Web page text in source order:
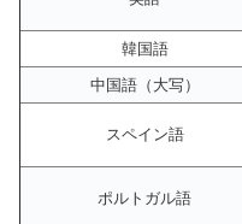
韓国語
中国語（大写）
スペイン語
ポルトガル語